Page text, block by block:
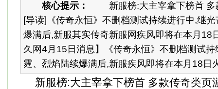
核心提示：
新服榜:大主宰拿下榜首 多
[导读]《传奇永恒》不删档测试持续进行中,继
爆满后,新服其实传奇新服网疾风即将在本月18
久网4月15日消息】《传奇永恒》不删档测试
霆、烈焰陆续爆满后,新服疾风即将在本月18日
新服榜:大主宰拿下榜首 多款传奇类页